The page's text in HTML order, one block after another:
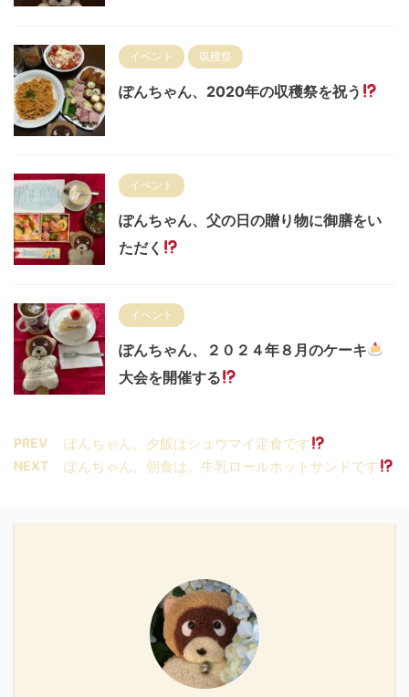
イベント 収穫祭
ぽんちゃん、2020年の収穫祭を祝う
イベント
ぽんちゃん、父の日の贈り物に御膳をい
ただく
イベント
ぽんちゃん、２０２４年８月のケーキ
大会を開催する
PREV ぽんちゃん、夕飯はシュウマイ定食です
NEXT ぽんちゃん、朝食は、牛乳ロールホットサンドです